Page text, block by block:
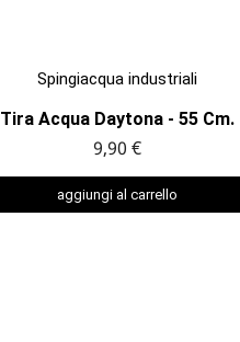
Spingiacqua industriali
Tira Acqua Daytona - 55 Cm.
9,90 €
aggiungi al carrello
ANTEPRIMA